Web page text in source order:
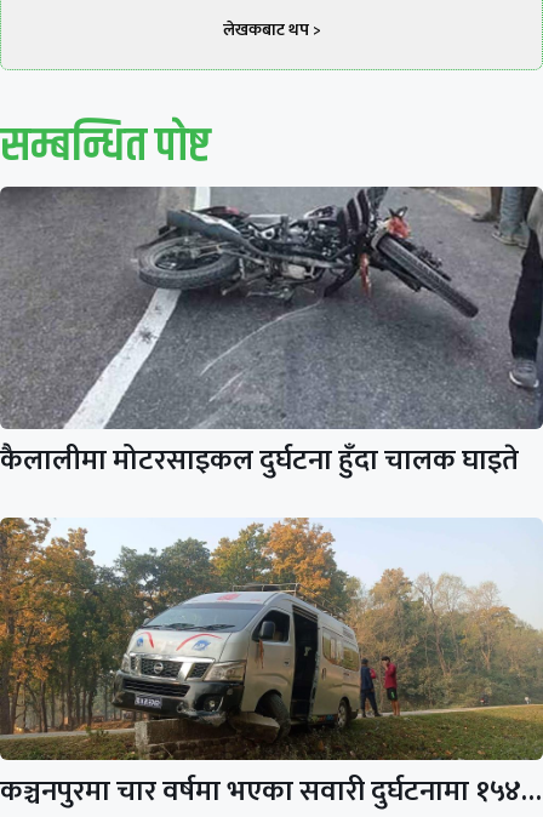
लेखकबाट थप >
सम्बन्धित पाेष्ट
कैलालीमा मोटरसाइकल दुर्घटना हुँदा चालक घाइते
कञ्चनपुरमा चार वर्षमा भएका सवारी दुर्घटनामा १५४…